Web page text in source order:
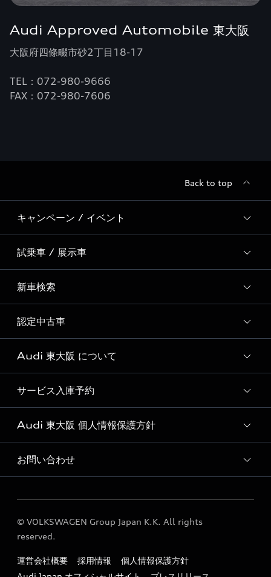
Audi Approved Automobile 東大阪
大阪府四條畷市砂2丁目18-17
TEL：072-980-9666
FAX：072-980-7606
Back to top
キャンペーン / イベント
全国統一イベント
ディーラー独自イベント
試乗車 / 展示車
試乗予約
試乗車・展示車一覧
新車検索
新車検索
認定中古車
Audi認定中古車検索
おすすめ認定中古車
Audi 東大阪 について
Audi 東大阪 店舗情報
Audi Approved Automobile 東大阪 店舗情報
Audi 東大阪 運営会社概要
定期点検 / 車検 料金表
サービス入庫予約
Audi 東大阪 サービス入庫予約
Audi 東大阪 個人情報保護方針
個人情報保護方針
お問い合わせ
各種お問い合わせ
© VOLKSWAGEN Group Japan K.K. All rights
reserved.
運営会社概要 採用情報
個人情報保護方針